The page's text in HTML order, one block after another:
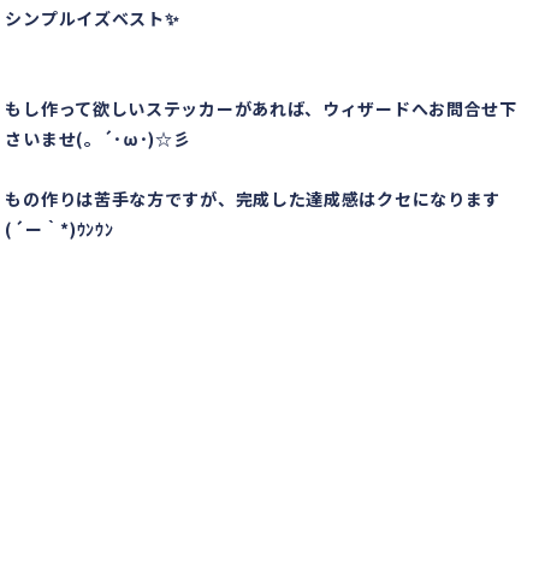
シンプルイズベスト✨
もし作って欲しいステッカーがあれば、ウィザードへお問合せ下
さいませ(。´･ω･)☆彡
もの作りは苦手な方ですが、完成した達成感はクセになります
(´ー｀*)ｳﾝｳﾝ